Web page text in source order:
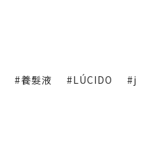
#養髮液 #LÚCIDO
#j